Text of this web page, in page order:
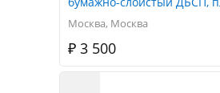
конструкционный HPL
Москва, Москва
₽ 3 500